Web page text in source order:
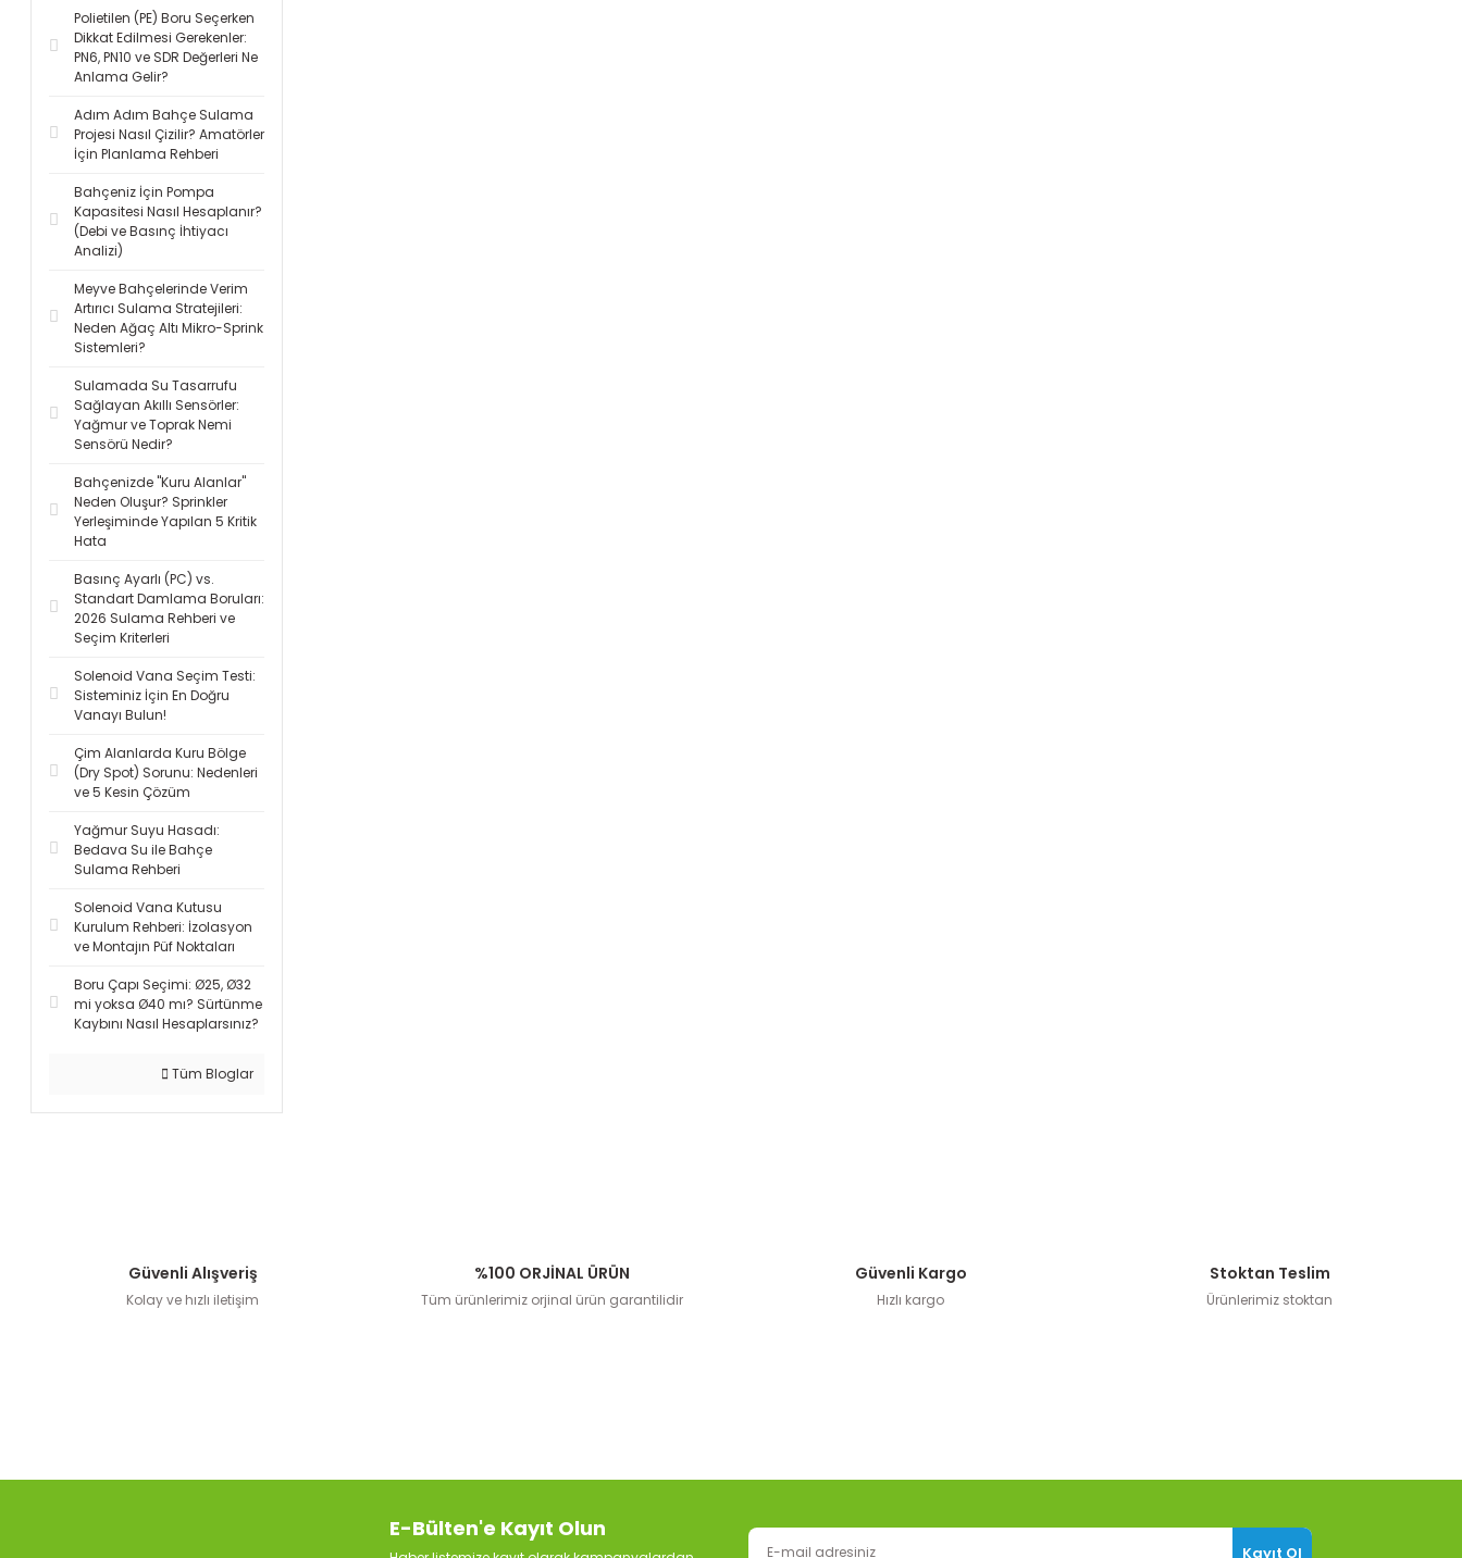
Polietilen (PE) Boru Seçerken
Dikkat Edilmesi Gerekenler:
PN6, PN10 ve SDR Değerleri Ne
Anlama Gelir?
Adım Adım Bahçe Sulama
Projesi Nasıl Çizilir? Amatörler
İçin Planlama Rehberi
Bahçeniz İçin Pompa
Kapasitesi Nasıl Hesaplanır?
(Debi ve Basınç İhtiyacı
Analizi)
Meyve Bahçelerinde Verim
Artırıcı Sulama Stratejileri:
Neden Ağaç Altı Mikro-Sprink
Sistemleri?
Sulamada Su Tasarrufu
Sağlayan Akıllı Sensörler:
Yağmur ve Toprak Nemi
Sensörü Nedir?
Bahçenizde "Kuru Alanlar"
Neden Oluşur? Sprinkler
Yerleşiminde Yapılan 5 Kritik
Hata
Basınç Ayarlı (PC) vs.
Standart Damlama Boruları:
2026 Sulama Rehberi ve
Seçim Kriterleri
Solenoid Vana Seçim Testi:
Sisteminiz İçin En Doğru
Vanayı Bulun!
Çim Alanlarda Kuru Bölge
(Dry Spot) Sorunu: Nedenleri
ve 5 Kesin Çözüm
Yağmur Suyu Hasadı:
Bedava Su ile Bahçe
Sulama Rehberi
Solenoid Vana Kutusu
Kurulum Rehberi: İzolasyon
ve Montajın Püf Noktaları
Boru Çapı Seçimi: Ø25, Ø32
mi yoksa Ø40 mı? Sürtünme
Kaybını Nasıl Hesaplarsınız?
Tüm Bloglar
Güvenli Alışveriş
Kolay ve hızlı iletişim
%100 ORJİNAL ÜRÜN
Tüm ürünlerimiz orjinal ürün garantilidir
Güvenli Kargo
Hızlı kargo
Stoktan Teslim
Ürünlerimiz stoktan
E-Bülten'e Kayıt Olun
Kayıt Ol